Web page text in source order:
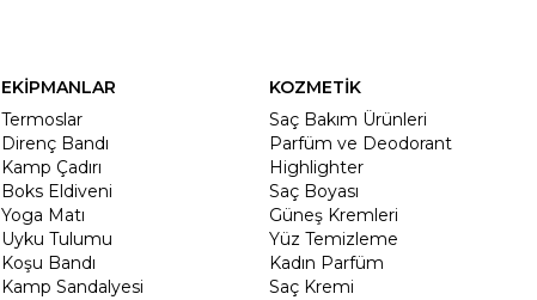
EKİPMANLAR
Termoslar
Direnç Bandı
Kamp Çadırı
Boks Eldiveni
Yoga Matı
Uyku Tulumu
Koşu Bandı
Kamp Sandalyesi
KOZMETİK
Saç Bakım Ürünleri
Parfüm ve Deodorant
Highlighter
Saç Boyası
Güneş Kremleri
Yüz Temizleme
Kadın Parfüm
Saç Kremi